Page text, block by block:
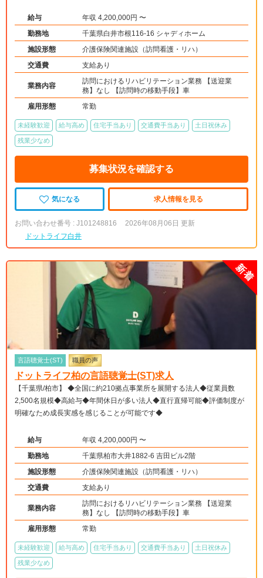
給与
年収 4,200,000円 〜
勤務地
千葉県白井市根116-16 シャディホーム
施設形態
介護保険関連施設（訪問看護・リハ）
交通費
支給あり
業務内容
訪問におけるリハビリテーション業務 【送迎業
務】なし 【訪問時の移動手段】車
雇用形態
常勤
未経験歓迎 給与高め 住宅手当あり 交通費手当あり 土日祝休み
残業少なめ
募集状況を確認する
気になる 求人情報を見る
お問い合わせ番号 : J101248816
2026年08月06日 更新
ドットライフ白井
言語聴覚士(ST) 職員の声
ドットライフ柏の言語聴覚士(ST)求人
【千葉県/柏市】 ◆全国に約210拠点事業所を展開する法人◆従業員数
2,500名規模◆高給与◆年間休日が多い法人◆直行直帰可能◆評価制度が
明確なため成長実感を感じることが可能です◆
給与
年収 4,200,000円 〜
勤務地
千葉県柏市大井1882-6 吉田ビル2階
施設形態
介護保険関連施設（訪問看護・リハ）
交通費
支給あり
業務内容
訪問におけるリハビリテーション業務 【送迎業
務】なし 【訪問時の移動手段】車
雇用形態
常勤
未経験歓迎 給与高め 住宅手当あり 交通費手当あり 土日祝休み
残業少なめ